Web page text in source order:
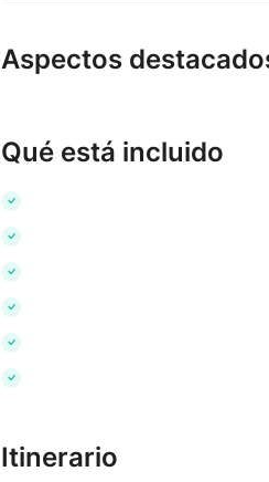
Aspectos
Qué está incluido
Itinerario